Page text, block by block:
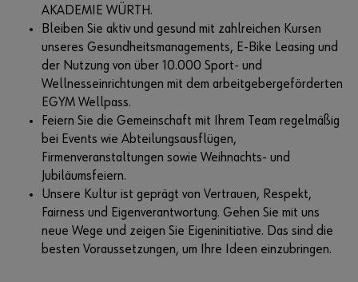
AKADEMIE WÜRTH.
Bleiben Sie aktiv und gesund mit zahlreichen Kursen
unseres Gesundheitsmanagements, E-Bike Leasing und
der Nutzung von über 10.000 Sport- und
Wellnesseinrichtungen mit dem arbeitgebergeförderten
EGYM Wellpass.
Feiern Sie die Gemeinschaft mit Ihrem Team regelmäßig
bei Events wie Abteilungsausflügen,
Firmenveranstaltungen sowie Weihnachts- und
Jubiläumsfeiern.
Unsere Kultur ist geprägt von Vertrauen, Respekt,
Fairness und Eigenverantwortung. Gehen Sie mit uns
neue Wege und zeigen Sie Eigeninitiative. Das sind die
besten Voraussetzungen, um Ihre Ideen einzubringen.